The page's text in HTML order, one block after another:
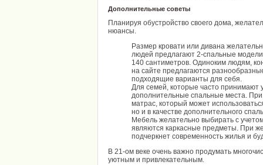
Дополнительные советы
Планируя обустройство своего дома,
нюансы.
Размер кровати или дивана
людей предлагают 2-спальные
140 сантиметров. Одиноким людям,
на сайте предлагаются
подходящие варианты для себя.
Для семей, которые часто принимают
дополнительные спальные места.
матрас, который может
но и в качестве дополнительного
Мебель желательно выбирать с
являются каркасные предметы. При
подчеркнет современность жилья и
В 21-ом веке очень важно продумать
уютным и привлекательным.